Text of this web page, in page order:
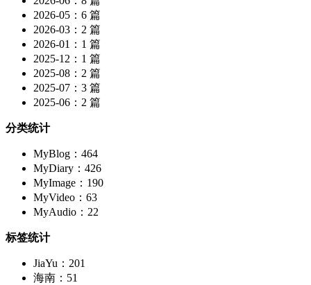
2026-05：6 篇
2026-03：2 篇
2026-01：1 篇
2025-12：1 篇
2025-08：2 篇
2025-07：3 篇
2025-06：2 篇
分类统计
MyBlog：464
MyDiary：426
MyImage：190
MyVideo：63
MyAudio：22
标签统计
JiaYu：201
海南：51